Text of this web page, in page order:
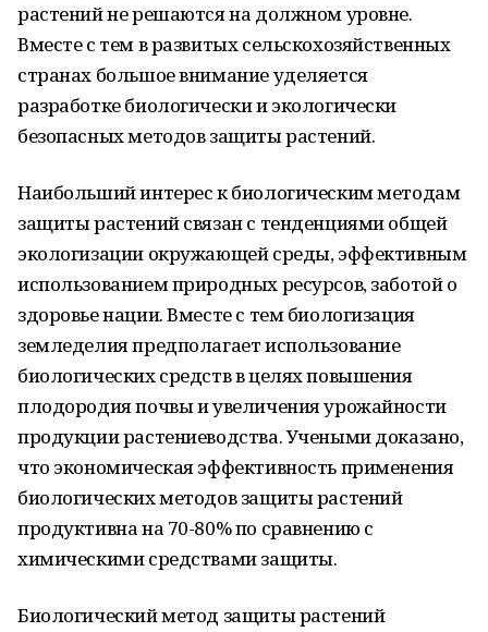
растений не решаются на должном уровне.
Вместе с тем в развитых сельскохозяйственных
странах большое внимание уделяется
разработке биологически и экологически
безопасных методов защиты растений.
Наибольший интерес к биологическим методам
защиты растений связан с тенденциями общей
экологизации окружающей среды, эффективным
использованием природных ресурсов, заботой о
здоровье нации. Вместе с тем биологизация
земледелия предполагает использование
биологических средств в целях повышения
плодородия почвы и увеличения урожайности
продукции растениеводства. Учеными доказано,
что экономическая эффективность применения
биологических методов защиты растений
продуктивна на 70-80% по сравнению с
химическими средствами защиты.
Биологический метод защиты растений